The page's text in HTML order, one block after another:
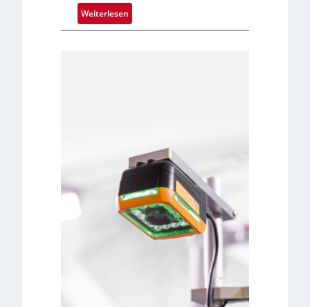
Ü
b
n
a
i
l
Weiterlesen
Z
b
a
t
F